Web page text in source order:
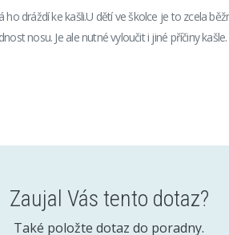
dráždí ke kašli.U dětí ve školce je to zcela
nosu. Je ale nutné vyloučit i jiné příčiny kašle.
Zaujal Vás tento dotaz?
Také položte dotaz do poradny.